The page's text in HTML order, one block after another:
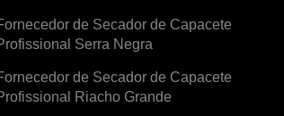
de Secador de Capacete
Serra Negra
de Secador de Capacete
Riacho Grande